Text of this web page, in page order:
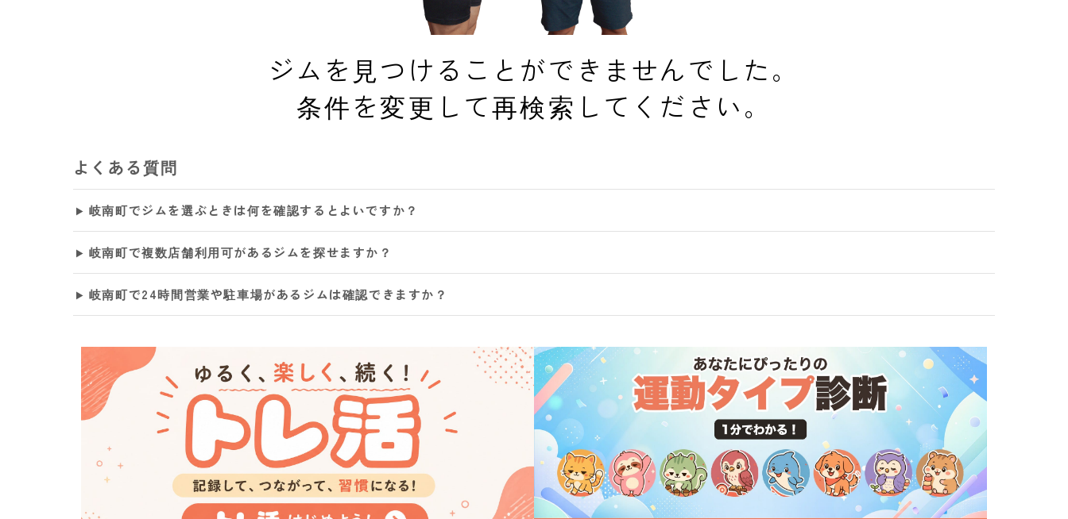
ジムを見つけることができませんでした。
条件を変更して再検索してください。
よくある質問
岐南町でジムを選ぶときは何を確認するとよいですか？
岐南町で複数店舗利用可があるジムを探せますか？
岐南町で24時間営業や駐車場があるジムは確認できますか？